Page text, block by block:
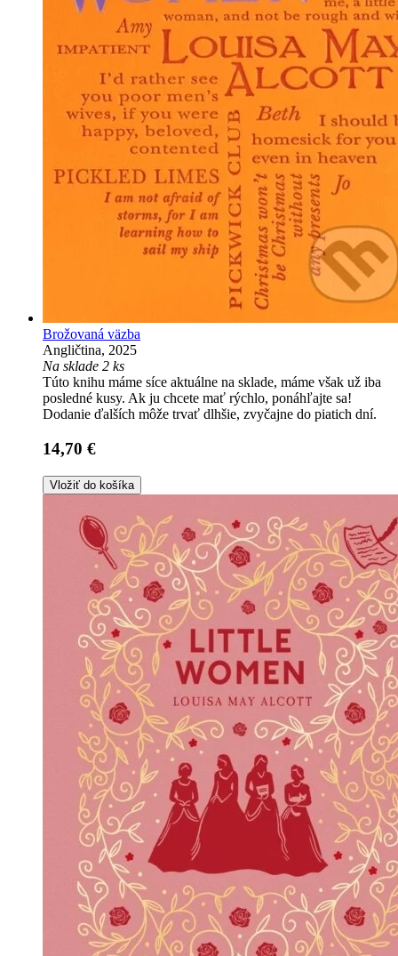
Brožovaná väzba
Angličtina, 2025
Na sklade 2 ks
Túto knihu máme síce aktuálne na sklade, máme však už iba
posledné kusy. Ak ju chcete mať rýchlo, ponáhľajte sa!
Dodanie ďalších môže trvať dlhšie, zvyčajne do piatich dní.
14,70 €
Vložiť do košíka